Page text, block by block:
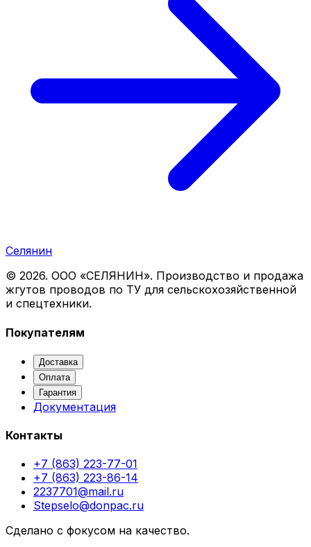
Селянин
© 2026. ООО «СЕЛЯНИН». Производство и продажа
жгутов проводов по ТУ для сельскохозяйственной
и спецтехники.
Покупателям
Доставка
Оплата
Гарантия
Документация
Контакты
+7 (863) 223-77-01
+7 (863) 223-86-14
2237701@mail.ru
Stepselo@donpac.ru
Сделано с фокусом на качество.